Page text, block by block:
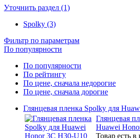
Уточнить раздел (1)
Spolky (3)
Фильтр по параметрам
По популярности
По популярности
По рейтингу
По цене, сначала недорогие
По цене, сначала дорогие
Глянцевая пленка Spolky для
Глянцевая
Huawei
Товар есть в